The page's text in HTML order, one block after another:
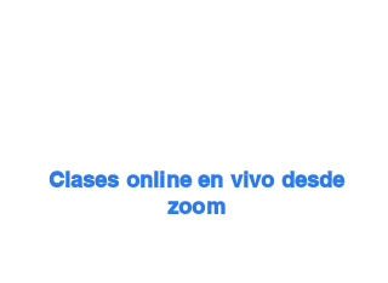
Clases online en vivo desde
zoom